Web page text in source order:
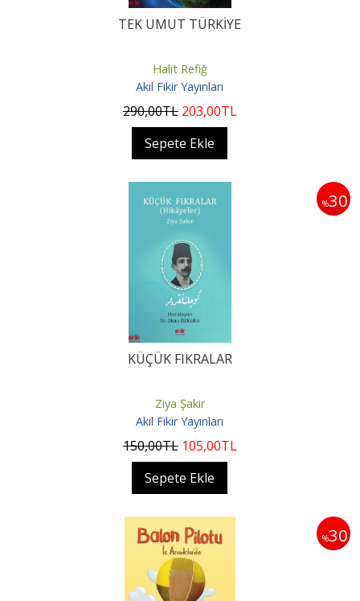
TEK UMUT TÜRKİYE
Halit Refiğ
Akıl Fikir Yayınları
290,00TL 203,00TL
Sepete Ekle
%30
KÜÇÜK FIKRALAR
Ziya Şakir
Akıl Fikir Yayınları
150,00TL 105,00TL
Sepete Ekle
%30